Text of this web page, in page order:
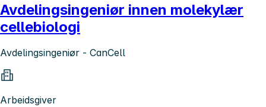
Avdelingsingeniør innen molekylær
cellebiologi
Avdelingsingeniør - CanCell
Arbeidsgiver